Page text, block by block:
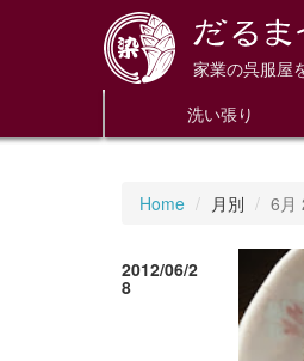
家業の呉服屋
洗い張り
Home 月別 6月
2012/06/2
8